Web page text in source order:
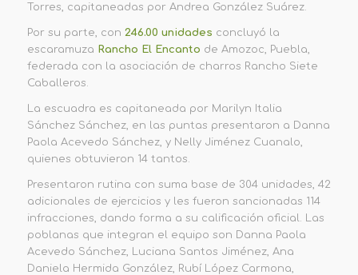
Torres, capitaneadas por Andrea González Suárez.
Por su parte, con 246.00 unidades concluyó la
escaramuza Rancho El Encanto de Amozoc, Puebla,
federada con la asociación de charros Rancho Siete
Caballeros.
La escuadra es capitaneada por Marilyn Italia
Sánchez Sánchez, en las puntas presentaron a Danna
Paola Acevedo Sánchez, y Nelly Jiménez Cuanalo,
quienes obtuvieron 14 tantos.
Presentaron rutina con suma base de 304 unidades, 42
adicionales de ejercicios y les fueron sancionadas 114
infracciones, dando forma a su calificación oficial. Las
poblanas que integran el equipo son Danna Paola
Acevedo Sánchez, Luciana Santos Jiménez, Ana
Daniela Hermida González, Rubí López Carmona,